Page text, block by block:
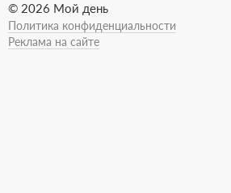
© 2026 Мой день
Политика конфиденциальности
Реклама на сайте